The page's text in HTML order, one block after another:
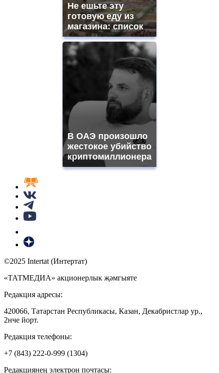
Не ешьте эту
готовую еду из
магазина: список
В ОАЭ произошло
жестокое убийство
криптомиллионера
©2025 Intertat (Интертат)
«ТАТМЕДИА» акционерлык җәмгыяте
Редакция адресы:
420066, Татарстан Республикасы, Казан, Декабристлар ур.,
2нче йорт.
Редакция телефоны:
+7 (843) 222-0-999 (1304)
Редакциянең электрон почтасы: